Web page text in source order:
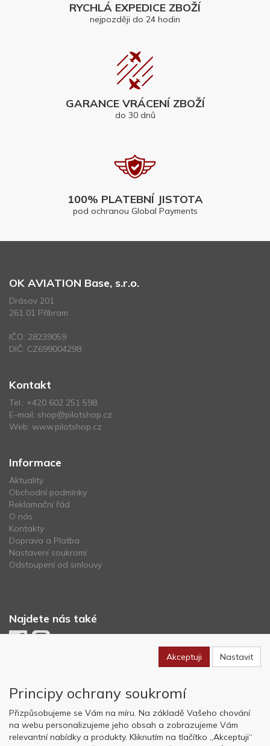
RYCHLÁ EXPEDICE ZBOŽÍ
nejpozději do 24 hodin
GARANCE VRÁCENÍ ZBOŽÍ
do 30 dnů
100% PLATEBNÍ JISTOTA
pod ochranou Global Payments
OK AVIATION Base, s.r.o.
Drásov 201
261 01 Příbram
IČO: 28239059
DIČ: CZ699004298
Kontakt
Tel.: +420 602 251 598
E-mail: shop@pilotshop.cz
Web: www.pilotshop.cz
Informace
Aktuality
Obchodní podmínky
Reklamační řád
O nás
Kontakty
Doprava a Platba
Nastavení soukromí
Odstoupení od smlouvy
Najdete nás také
Copyright © OK AVIATION Base, s.r.o. 2022, powered byABRA E-
Akceptuji Nastavit
Principy ochrany soukromí
Přizpůsobujeme se Vám na míru. Na základě Vašeho chování
na webu personalizujeme jeho obsah a zobrazujeme Vám
relevantní nabídky a produkty. Kliknutím na tlačítko „Akceptuji“